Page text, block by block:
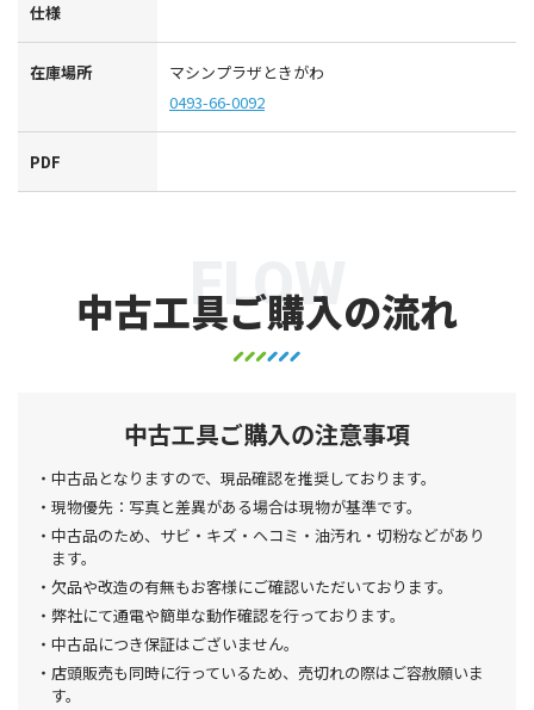
仕様
在庫場所
マシンプラザときがわ
0493-66-0092
PDF
中古工具ご購入の流れ
FLOW
中古工具ご購入の注意事項
中古品となりますので、現品確認を推奨しております。
現物優先：写真と差異がある場合は現物が基準です。
中古品のため、サビ・キズ・ヘコミ・油汚れ・切粉などがあり
ます。
欠品や改造の有無もお客様にご確認いただいております。
弊社にて通電や簡単な動作確認を行っております。
中古品につき保証はございません。
店頭販売も同時に行っているため、売切れの際はご容赦願いま
す。